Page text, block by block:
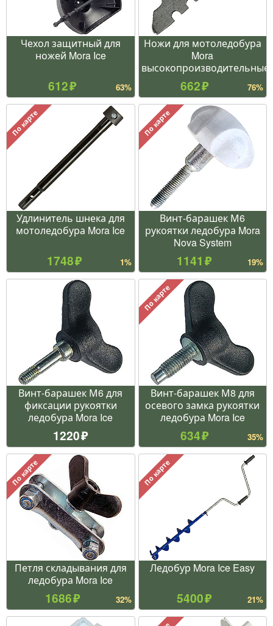
Чехол защитный для
ножей Mora Ice
612 63%
Ножи для мотоледобура
Mora
высокопроизводительные
662 76%
По карте
Удлинитель шнека для
мотоледобура Mora Ice
1748 1%
По карте
Винт-барашек М6
рукоятки ледобура Mora
Nova System
1141 19%
Винт-барашек М6 для
фиксации рукоятки
ледобура Mora Ice
1220
По карте
Винт-барашек М8 для
осевого замка рукоятки
ледобура Mora Ice
634 35%
По карте
Петля складывания для
ледобура Mora Ice
1686 32%
По карте
Ледобур Mora Ice Easy
5400 21%